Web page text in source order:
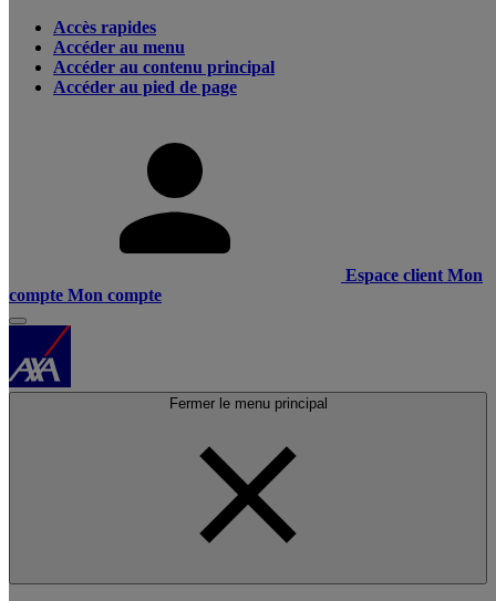
Accès rapides
Accéder au menu
Accéder au contenu principal
Accéder au pied de page
Espace client Mon
compte Mon compte
Fermer le menu principal